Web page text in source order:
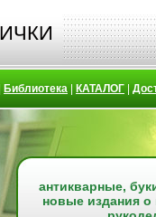
Библиотека КАТАЛОГ
антикварные,
новые издания